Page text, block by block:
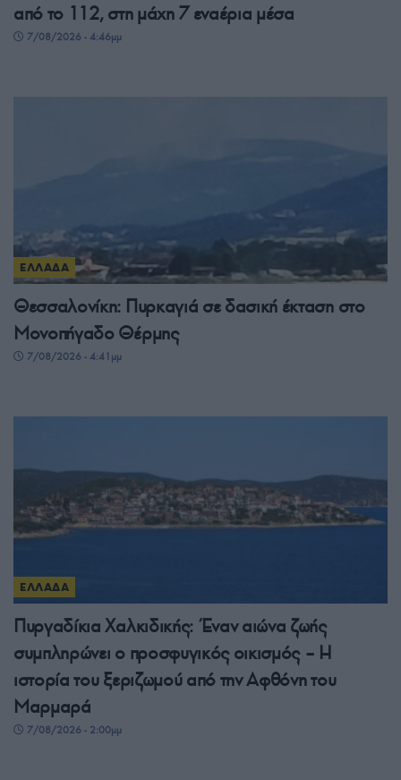
από το 112, στη μάχη 7 εναέρια μέσα
7/08/2026 - 4:46μμ
ΕΛΛΑΔΑ
Θεσσαλονίκη: Πυρκαγιά σε δασική έκταση στο
Μονοπήγαδο Θέρμης
7/08/2026 - 4:41μμ
ΕΛΛΑΔΑ
Πυργαδίκια Χαλκιδικής: Έναν αιώνα ζωής
συμπληρώνει ο προσφυγικός οικισμός – Η
ιστορία του ξεριζωμού από την Αφθόνη του
Μαρμαρά
7/08/2026 - 2:00μμ